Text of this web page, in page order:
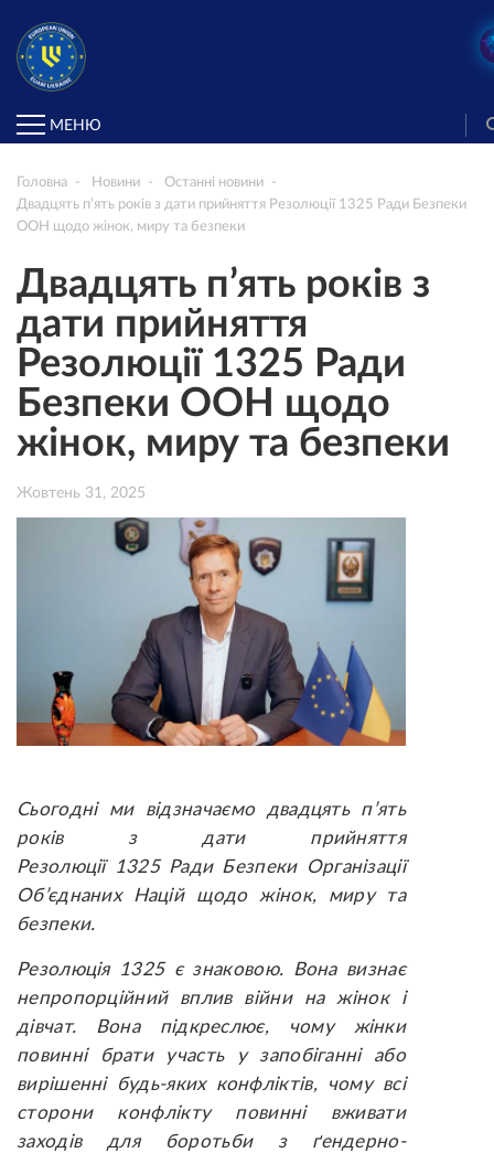
МЕНЮ
Головна Новини
Останні новини
Двадцять п’ять років з дати прийняття Резолюції 1325 Ради Безпеки
ООН щодо жінок, миру та безпеки
Двадцять п’ять років з
дати прийняття
Резолюції 1325 Ради
Безпеки ООН щодо
жінок, миру та безпеки
Жовтень 31, 2025
Сьогодні ми відзначаємо двадцять п’ять
років з дати прийняття
Резолюції 1325 Ради Безпеки Організації
Об’єднаних Націй щодо жінок, миру та
безпеки.
Резолюція 1325 є знаковою. Вона визнає
непропорційний вплив війни на жінок і
дівчат. Вона підкреслює, чому жінки
повинні брати участь у запобіганні або
вирішенні будь-яких конфліктів, чому всі
сторони конфлікту повинні вживати
заходів для боротьби з ґендерно-